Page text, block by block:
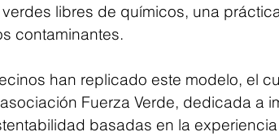
libres de químicos, una
contaminantes.
han replicado este modelo, el
Fuerza Verde, dedicada a
basadas en la